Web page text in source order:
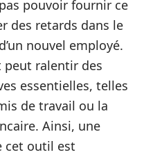
pouvoir fournir ce
des retards dans le
nouvel employé.
peut ralentir des
essentielles, telles
de travail ou la
Ainsi, une
cet outil est